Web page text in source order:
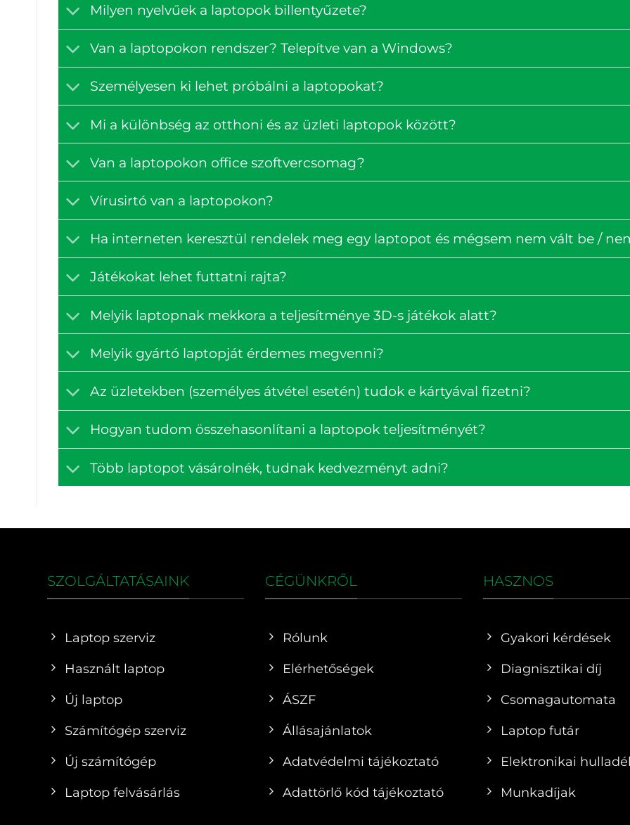
Milyen nyelvűek a laptopok billentyűzete?
Van a laptopokon rendszer? Telepítve van a Windows?
Személyesen ki lehet próbálni a laptopokat?
Mi a különbség az otthoni és az üzleti laptopok között?
Van a laptopokon office szoftvercsomag?
Vírusirtó van a laptopokon?
Ha interneten keresztül rendelek meg egy laptopot és mégsem nem vált be /
Játékokat lehet futtatni rajta?
Melyik laptopnak mekkora a teljesítménye 3D-s játékok alatt?
Melyik gyártó laptopját érdemes megvenni?
Az üzletekben (személyes átvétel esetén) tudok e kártyával fizetni?
Hogyan tudom összehasonlítani a laptopok teljesítményét?
Több laptopot vásárolnék, tudnak kedvezményt adni?
SZOLGÁLTATÁSAINK
Laptop szerviz
Használt laptop
Új laptop
Számítógép szerviz
Új számítógép
Laptop felvásárlás
CÉGÜNKRŐL
Rólunk
Elérhetőségek
ÁSZF
Állásajánlatok
Adatvédelmi tájékoztató
Adattörlő kód tájékoztató
HASZNOS
Gyakori kérdések
Diagnisztikai díj
Csomagautomata
Laptop futár
Elektronikai
Munkadíjak